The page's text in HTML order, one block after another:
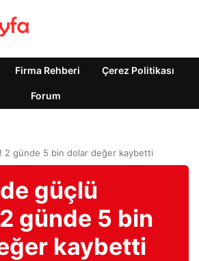
Firma Rehberi Çerez Politikası
Forum
2 günde 5 bin dolar değer kaybetti
güçlü
günde 5 bin
kaybetti